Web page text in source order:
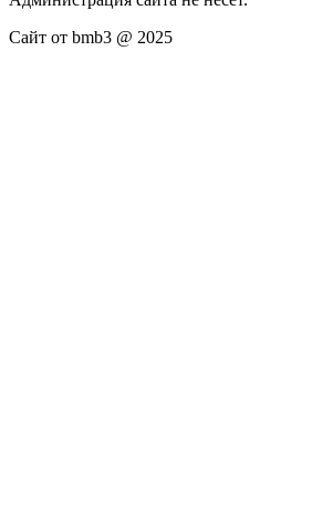
Сайт от bmb3 @ 2025